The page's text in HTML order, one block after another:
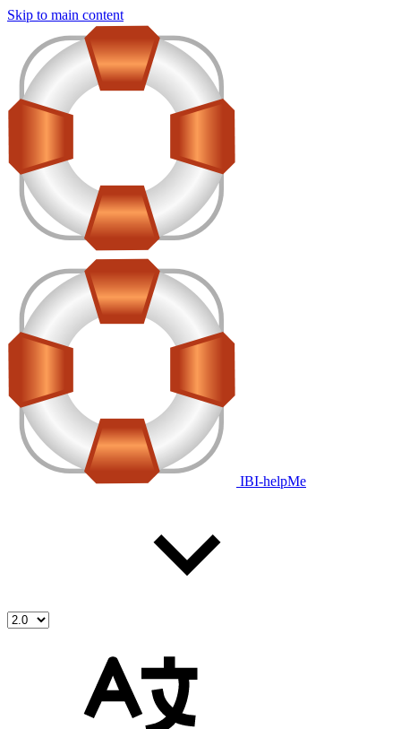
Skip to main content
IBI-helpMe